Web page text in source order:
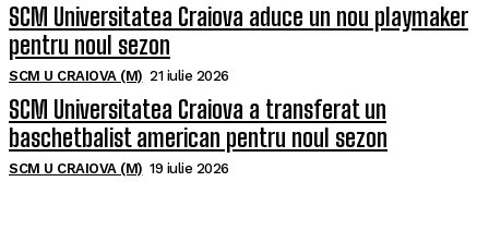
SCM Universitatea Craiova aduce un nou playmaker
pentru noul sezon
SCM U CRAIOVA (M) 21 iulie 2026
SCM Universitatea Craiova a transferat un
baschetbalist american pentru noul sezon
SCM U CRAIOVA (M) 19 iulie 2026